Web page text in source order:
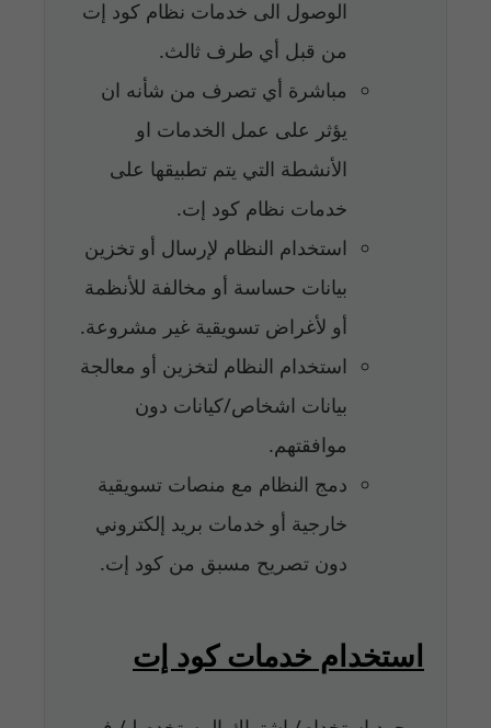
الوصول الى خدمات نظام كود إت
من قبل أي طرف ثالث.
مباشرة أي تصرف من شأنه ان
يؤثر على عمل الخدمات او
الأنشطة التي يتم تطبيقها على
خدمات نظام كود إت.
استخدام النظام لإرسال أو تخزين
بيانات حساسة أو مخالفة للأنظمة
أو لأغراض تسويقية غير مشروعة.
استخدام النظام لتخزين أو معالجة
بيانات اشخاص/كيانات دون
موافقتهم.
دمج النظام مع منصات تسويقية
خارجية أو خدمات بريد إلكتروني
دون تصريح مسبق من كود إت.
استخدام خدمات كود إت